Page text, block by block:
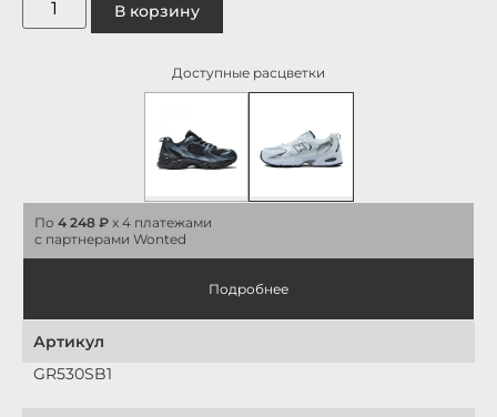
В корзину
Доступные расцветки
По 4 248 ₽ x 4 платежами
с партнерами Wonted
Подробнее
Артикул
GR530SB1